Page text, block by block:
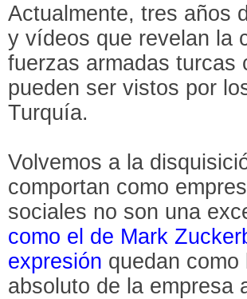
Actualmente, tres años
y vídeos que revelan la
fuerzas armadas turcas
pueden ser vistos por
Turquía.
Volvemos a la
comportan como
sociales no son una
como el de Mark
expresión quedan
absoluto de la empresa